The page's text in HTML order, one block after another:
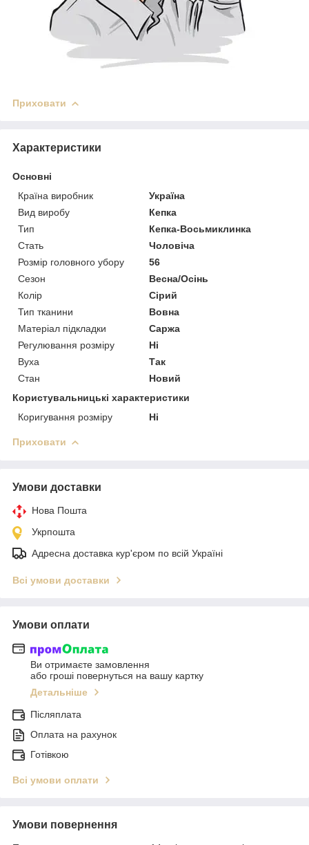
Приховати
Характеристики
Основні
Країна виробник
Україна
Вид виробу
Кепка
Тип
Кепка-Восьмиклинка
Стать
Чоловіча
Розмір головного убору
56
Сезон
Весна/Осінь
Колір
Сірий
Тип тканини
Вовна
Матеріал підкладки
Саржа
Регулювання розміру
Ні
Вуха
Так
Стан
Новий
Користувальницькі характеристики
Коригування розміру
Ні
Приховати
Умови доставки
Нова Пошта
Укрпошта
Адресна доставка кур'єром по всій Україні
Всі умови доставки
Умови оплати
Ви отримаєте замовлення
або гроші повернуться на вашу картку
Детальніше
Післяплата
Оплата на рахунок
Готівкою
Всі умови оплати
Умови повернення